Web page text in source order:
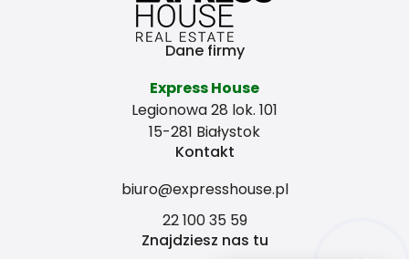
Dane firmy
Express House
Legionowa 28 lok. 101
15-281 Białystok
Kontakt
biuro@expresshouse.pl
22 100 35 59
Znajdziesz nas tu